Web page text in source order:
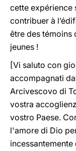
cette expérience
contribuer à
être des témoins
jeunes !
[Vi saluto con
accompagnati
Arcivescovo di
vostra
vostro Paese.
l'amore di Dio